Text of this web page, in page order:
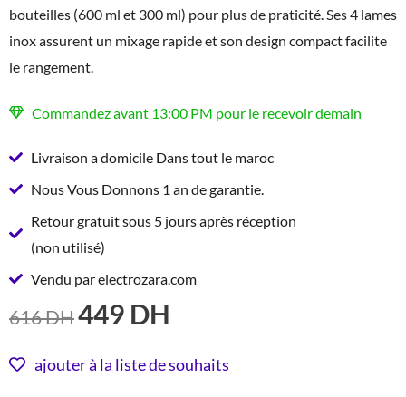
bouteilles (600 ml et 300 ml) pour plus de praticité. Ses 4 lames
inox assurent un mixage rapide et son design compact facilite
le rangement.
Commandez avant 13:00 PM pour le recevoir demain
Livraison a domicile Dans tout le maroc
Nous Vous Donnons 1 an de garantie.
Retour gratuit sous 5 jours après réception
(non utilisé)
Vendu par electrozara.com
616DHLE
INITIAL
449 DH
ACTUEL
ajouter à la liste de souhaits